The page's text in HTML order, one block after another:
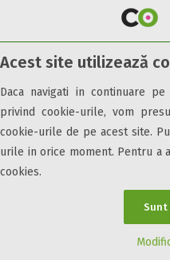
Acest site utilizează
Daca navigati in continuare
privind cookie-urile, vom
cookie-urile de pe acest site.
urile in orice moment. Pentru a
cookies.
Sunt
All inclusive
Pensiune completa
Demipensiune
Mic dejun
Accepta animale
Accepta voucher vacanta
Acces persoane cu
Obiective turistice Informații